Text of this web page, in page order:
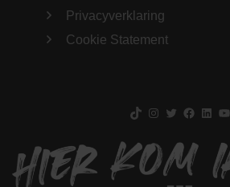
Privacyverklaring
Cookie Statement